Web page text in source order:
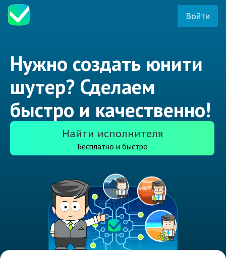
Войти
Нужно создать юнити
шутер? Сделаем
быстро и качественно!
Найти исполнителя
Бесплатно и быстро